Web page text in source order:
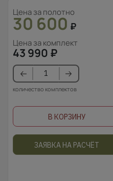
Цена за полотно
30 600 ₽
Цена за комплект
43 990 ₽
количество комплектов
В КОРЗИНУ
ЗАЯВКА НА РАСЧЁТ